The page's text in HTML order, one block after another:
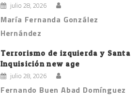
julio 28, 2026
María Fernanda González
Hernández
Terrorismo de izquierda y Santa
Inquisición new age
julio 28, 2026
Fernando Buen Abad Domínguez